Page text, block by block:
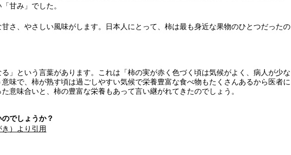
甘み」でした。
さ、やさしい風味がします。日本人にとって、柿は最も身近な果物のひとつだったの
る」という言葉があります。これは「柿の実が赤く色づく頃は気候がよく、病人が少な
味で、柿が熟す頃は過ごしやすい気候で栄養豊富な食べ物もたくさんあるから医者に
意味合いと、柿の豊富な栄養もあって言い継がれてきたのでしょう。
でしょうか？
）より引用